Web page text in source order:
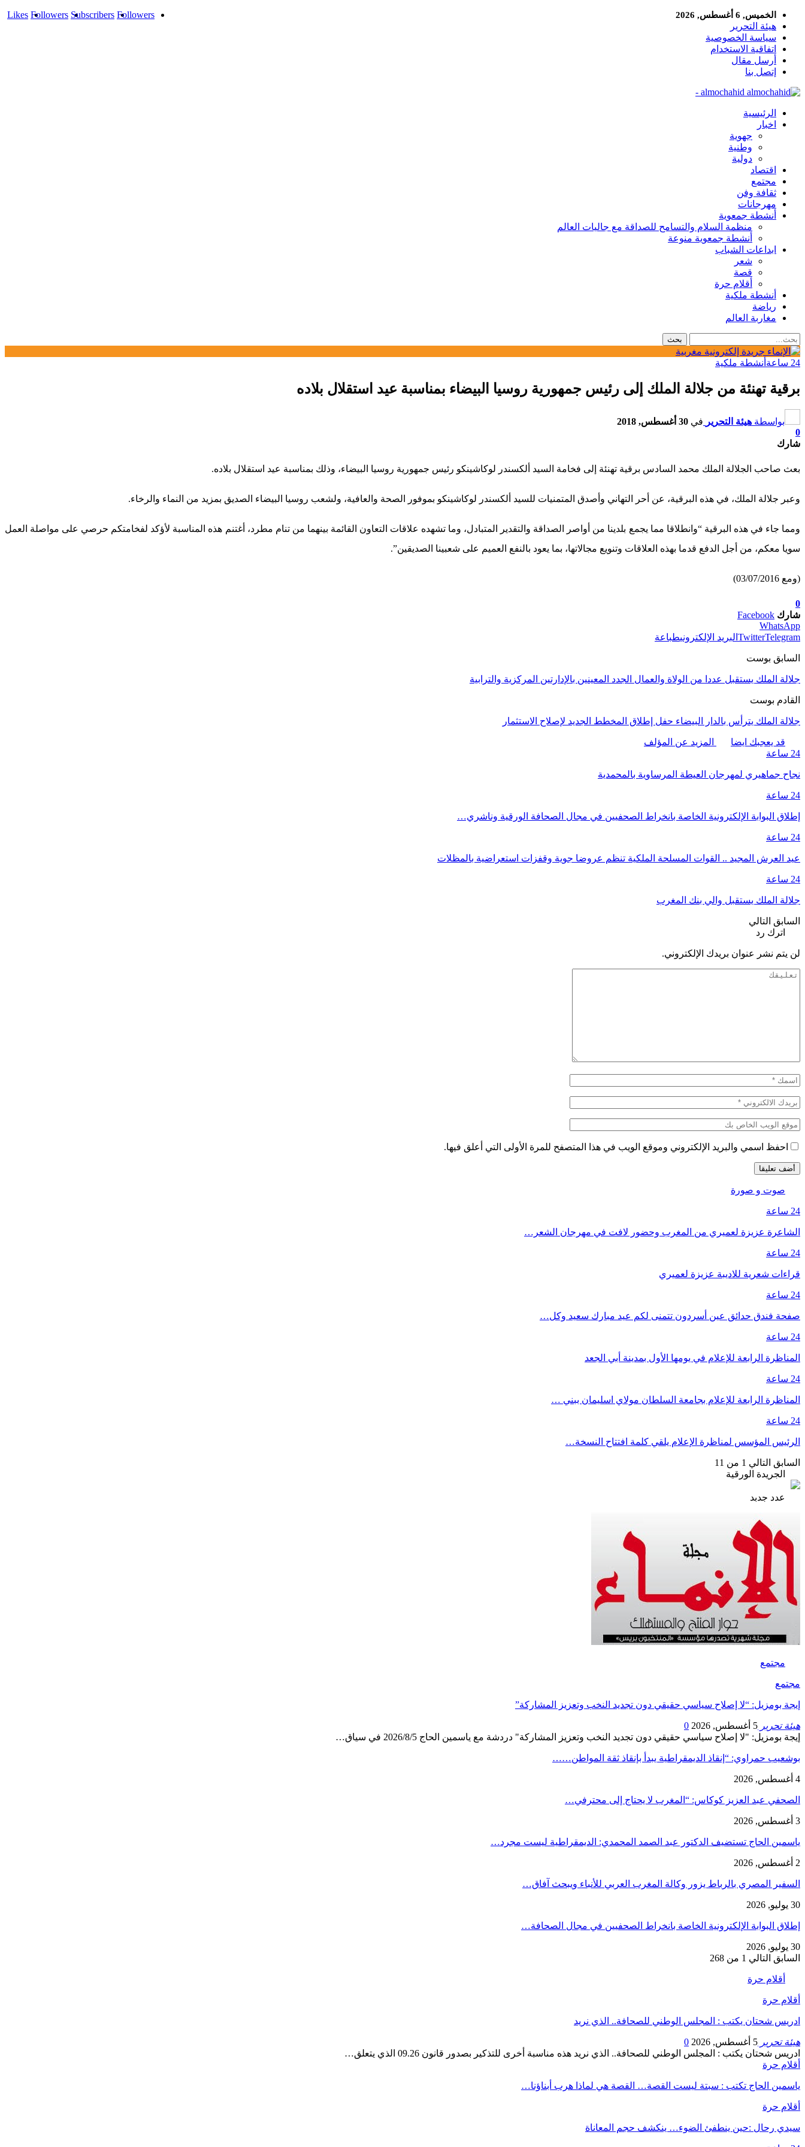
Likes Followers Subscribers Followers الخميس, 6 أغسطس, 2026
هيئة التحرير
سياسة الخصوصية
اتفاقية الاستخدام
أرسل مقال
إتصل بنا
almochahid -
الرئيسية
اخبار
جهوية
وطنية
دولية
اقتصاد
مجتمع
ثقافة وفن
مهرجانات
أنشطة جمعوية
منظمة السلام والتسامح للصداقة مع جاليات العالم
أنشطة جمعوية منوعة
ابداعات الشباب
شعر
قصة
أقلام حرة
أنشطة ملكية
رياضة
مغاربة العالم
24 ساعة أنشطة ملكية
برقية تهنئة من جلالة الملك إلى رئيس جمهورية روسيا البيضاء بمناسبة عيد استقلال بلاده
بواسطة هيئة التحرير في 30 أغسطس, 2018
0
شارك
بعث صاحب الجلالة الملك محمد السادس برقية تهنئة إلى فخامة السيد ألكسندر لوكاشينكو رئيس جمهورية روسيا البيضاء، وذلك بمناسبة عيد استقلال بلاده.
وعبر جلالة الملك، في هذه البرقية، عن أحر التهاني وأصدق المتمنيات للسيد ألكسندر لوكاشينكو بموفور الصحة والعافية، ولشعب روسيا البيضاء الصديق بمزيد من النماء والرخاء.
ومما جاء في هذه البرقية “وانطلاقا مما يجمع بلدينا من أواصر الصداقة والتقدير المتبادل، وما تشهده علاقات التعاون القائمة بينهما من تنام مطرد، أغتنم هذه المناسبة لأؤكد لفخامتكم حرصي على مواصلة العمل
سويا معكم، من أجل الدفع قدما بهذه العلاقات وتنويع مجالاتها، بما يعود بالنفع العميم على شعبينا الصديقين”.
(ومع 03/07/2016)
0
شارك Facebook
WhatsApp
TwitterTelegram البريد الإلكترونيطباعة
السابق بوست
جلالة الملك يستقبل عددا من الولاة والعمال الجدد المعينين بالإدارتين المركزية والترابية
القادم بوست
جلالة الملك يترأس بالدار البيضاء حفل إطلاق المخطط الجديد لإصلاح الاستثمار
قد يعجبك ايضا
المزيد عن المؤلف
24 ساعة
نجاح جماهيري لمهرجان العيطة المرساوية بالمحمدية
24 ساعة
إطلاق البوابة الإلكترونية الخاصة بانخراط الصحفيين في مجال الصحافة الورقية وناشري…
24 ساعة
عيد العرش المجيد .. القوات المسلحة الملكية تنظم عروضا جوية وقفزات استعراضية بالمظلات
24 ساعة
جلالة الملك يستقبل والي بنك المغرب
السابق التالي
اترك رد
لن يتم نشر عنوان بريدك الإلكتروني.
احفظ اسمي والبريد الإلكتروني وموقع الويب في هذا المتصفح للمرة الأولى التي أعلق فيها.
صوت و صورة
24 ساعة
الشاعرة عزيزة لعميري من المغرب وحضور لافت في مهرجان الشعر…
24 ساعة
قراءات شعرية للاديبة عزيزة لعميري
24 ساعة
صفحة فندق حدائق عين أسردون تتمنى لكم عيد مبارك سعيد وكل…
24 ساعة
المناظرة الرابعة للإعلام في يومها الأول بمدينة أبي الجعد
24 ساعة
المناظرة الرابعة للإعلام بجامعة السلطان مولاي اسليمان ببني …
24 ساعة
الرئيس المؤسس لمناظرة الإعلام يلقي كلمة افتتاح النسخة…
السابق التالي 1 من 11
الجريدة الورقية
عدد جدبد
مجتمع
مجتمع
إيجة بومزيل: “لا إصلاح سياسي حقيقي دون تجديد النخب وتعزيز المشاركة”
هيئة تحرير 5 أغسطس, 2026
0
إيجة بومزيل: "لا إصلاح سياسي حقيقي دون تجديد النخب وتعزيز المشاركة" دردشة مع ياسمين الحاج 2026/8/5 في سياق…
بوشعيب حمراوي: “إنقاذ الديمقراطية يبدأ بإنقاذ ثقة المواطن……
4 أغسطس, 2026
الصحفي عبد العزيز كوكاس: “المغرب لا يحتاج إلى محترفي…
3 أغسطس, 2026
ياسمين الحاج تستضيف الدكتور عبد الصمد المحمدي: الديمقراطية ليست مجرد…
2 أغسطس, 2026
السفير المصري بالرباط يزور وكالة المغرب العربي للأنباء ويبحث آفاق…
30 يوليو, 2026
إطلاق البوابة الإلكترونية الخاصة بانخراط الصحفيين في مجال الصحافة…
30 يوليو, 2026
السابق التالي 1 من 268
أقلام حرة
أقلام حرة
ادريس شحتان يكتب : المجلس الوطني للصحافة.. الذي نريد
هيئة تحرير 5 أغسطس, 2026
0
ادريس شحتان يكتب : المجلس الوطني للصحافة.. الذي نريد هذه مناسبة أخرى للتذكير بصدور قانون 09.26 الذي يتعلق…
أقلام حرة
ياسمين الحاج تكتب : سبتة ليست القصة… القصة هي لماذا هرب أبناؤنا…
أقلام حرة
سيدي رحال :حين ينطفئ الضوء… ينكشف حجم المعاناة